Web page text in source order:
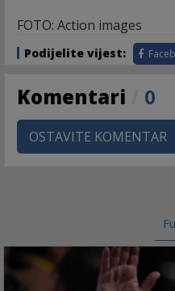
FOTO: Action images
Podijelite vijest:
Komentari 0
OSTAVITE KOMENTAR